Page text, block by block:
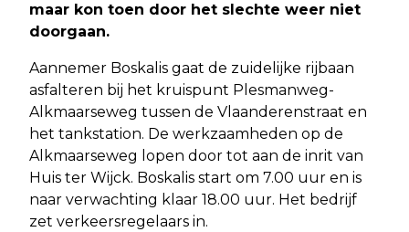
maar kon toen door het slechte weer niet
doorgaan.
Aannemer Boskalis gaat de zuidelijke rijbaan
asfalteren bij het kruispunt Plesmanweg-
Alkmaarseweg tussen de Vlaanderenstraat en
het tankstation. De werkzaamheden op de
Alkmaarseweg lopen door tot aan de inrit van
Huis ter Wijck. Boskalis start om 7.00 uur en is
naar verwachting klaar 18.00 uur. Het bedrijf
zet verkeersregelaars in.